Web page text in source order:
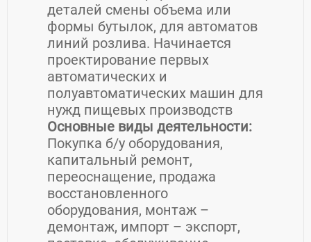
деталей смены объема или
формы бутылок, для автоматов
линий розлива. Начинается
проектирование первых
автоматических и
полуавтоматических машин для
нужд пищевых производств
Основные виды деятельности:
Покупка б/у оборудования,
капитальный ремонт,
переоснащение, продажа
восстановленного
оборудования, монтаж –
демонтаж, импорт – экспорт,